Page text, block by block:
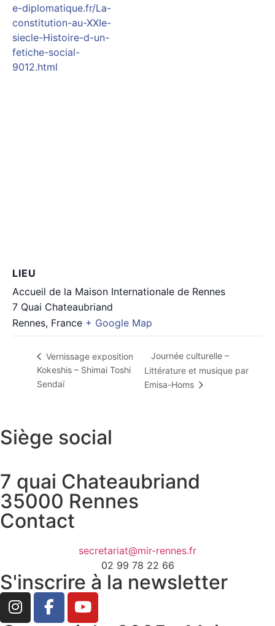
e-diplomatique.fr/La-
constitution-au-XXIe-
siecle-Histoire-d-un-
fetiche-social-
9012.html
LIEU
Accueil de la Maison Internationale de Rennes
7 Quai Chateaubriand
Rennes, France + Google Map
Vernissage exposition
Kokeshis – Shimai Toshi
Sendaï
Journée culturelle –
Littérature et musique par
Emisa-Homs
Siège social
7 quai Chateaubriand
35000 Rennes
Contact
secretariat@mir-rennes.fr
02 99 78 22 66
S'inscrire à la newsletter